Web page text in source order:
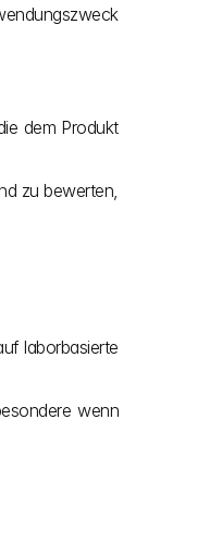
dem Produkt
zu bewerten,
laborbasierte
wenn